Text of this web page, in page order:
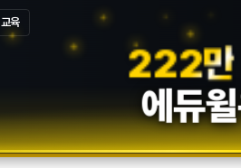
육
587만
에듀윌